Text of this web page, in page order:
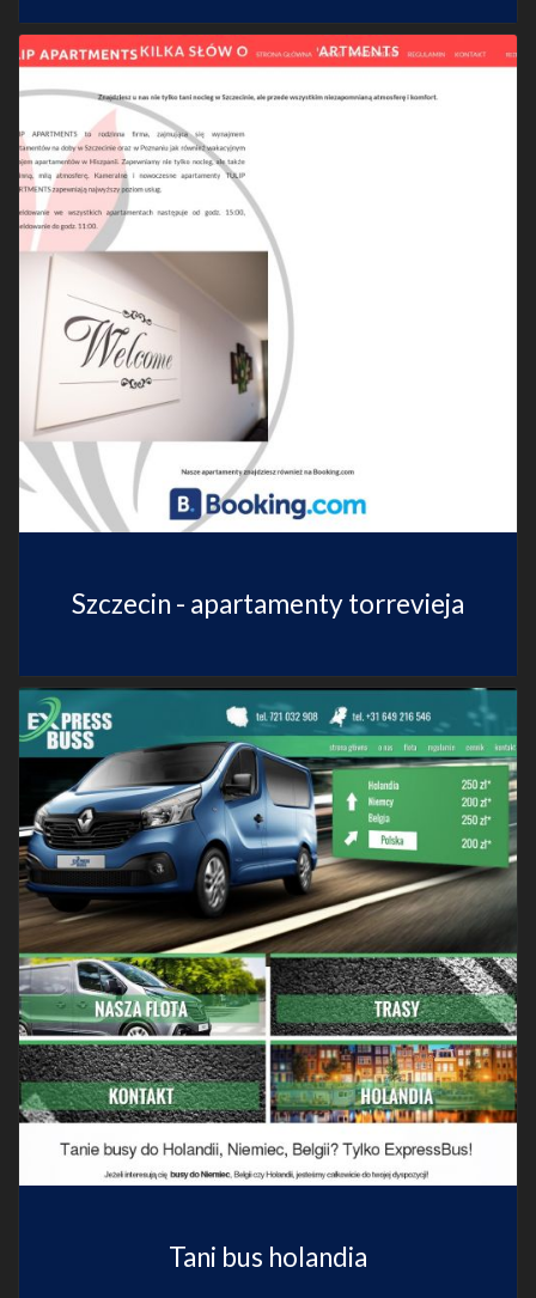
Szczecin - apartamenty torrevieja
Tani bus holandia